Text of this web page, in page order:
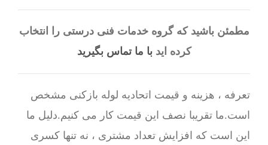
مطمئن باشید که گروه خدمات فنی درستی را انتخاب
کرده ایدبا ما تماس بگیرید
تعرفه ، هزینه و قیمت اتحادیه لوله بازکنی مشخص
است.ما تقریبا نصف این قیمت کار می کنیم.دلیل ما
این است که افزایش تعداد مشتری ، نه تنها کسری